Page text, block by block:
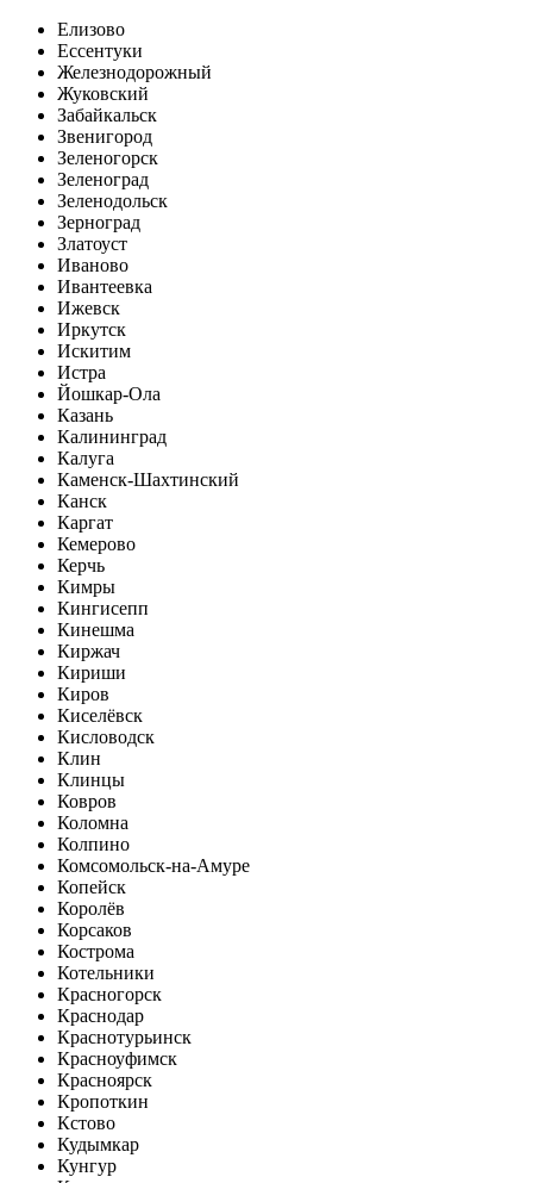
Елизово
Ессентуки
Железнодорожный
Жуковский
Забайкальск
Звенигород
Зеленогорск
Зеленоград
Зеленодольск
Зерноград
Златоуст
Иваново
Ивантеевка
Ижевск
Иркутск
Искитим
Истра
Йошкар-Ола
Казань
Калининград
Калуга
Каменск-Шахтинский
Канск
Каргат
Кемерово
Керчь
Кимры
Кингисепп
Кинешма
Киржач
Кириши
Киров
Киселёвск
Кисловодск
Клин
Клинцы
Ковров
Коломна
Колпино
Комсомольск-на-Амуре
Копейск
Королёв
Корсаков
Кострома
Котельники
Красногорск
Краснодар
Краснотурьинск
Красноуфимск
Красноярск
Кропоткин
Кстово
Кудымкар
Кунгур